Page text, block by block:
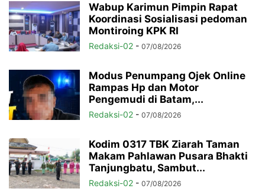
Wabup Karimun Pimpin Rapat
Koordinasi Sosialisasi pedoman
Montiroing KPK RI
Redaksi-02 - 07/08/2026
Modus Penumpang Ojek Online
Rampas Hp dan Motor
Pengemudi di Batam,...
Redaksi-02 - 07/08/2026
Kodim 0317 TBK Ziarah Taman
Makam Pahlawan Pusara Bhakti
Tanjungbatu, Sambut...
Redaksi-02 - 07/08/2026